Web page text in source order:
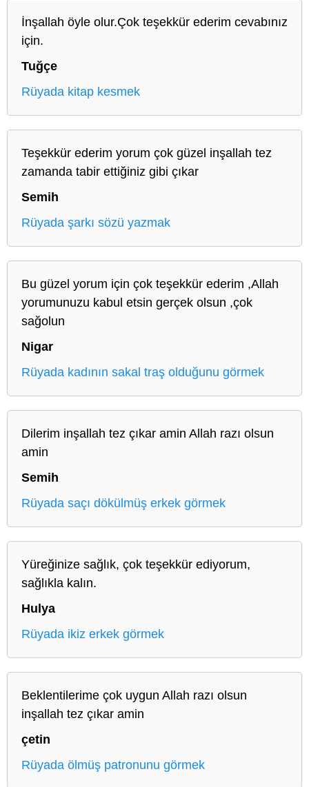
İnşallah öyle olur.Çok teşekkür ederim cevabınız
için.
Tuğçe
Rüyada kitap kesmek
Teşekkür ederim yorum çok güzel inşallah tez
zamanda tabir ettiğiniz gibi çıkar
Semih
Rüyada şarkı sözü yazmak
Bu güzel yorum için çok teşekkür ederim ,Allah
yorumunuzu kabul etsin gerçek olsun ,çok
sağolun
Nigar
Rüyada kadının sakal traş olduğunu görmek
Dilerim inşallah tez çıkar amin Allah razı olsun
amin
Semih
Rüyada saçı dökülmüş erkek görmek
Yüreğinize sağlık, çok teşekkür ediyorum,
sağlıkla kalın.
Hulya
Rüyada ikiz erkek görmek
Beklentilerime çok uygun Allah razı olsun
inşallah tez çıkar amin
çetin
Rüyada ölmüş patronunu görmek